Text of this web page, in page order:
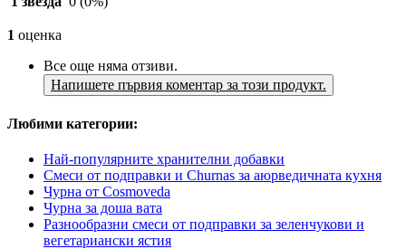
1 оценка
Все още няма отзиви.
Напишете първия коментар за този продукт.
Любими категории:
Най-популярните хранителни добавки
Смеси от подправки и Churnas за аюрведичната кухня
Чурна от Cosmoveda
Чурна за доша вата
Разнообразни смеси от подправки за зеленчукови и
вегетариански ястия